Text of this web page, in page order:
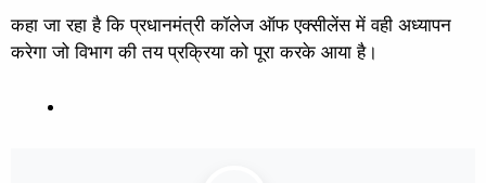
कहा जा रहा है कि प्रधानमंत्री कॉलेज ऑफ एक्सीलेंस में वही अध्यापन
करेगा जो विभाग की तय प्रक्रिया को पूरा करके आया है।